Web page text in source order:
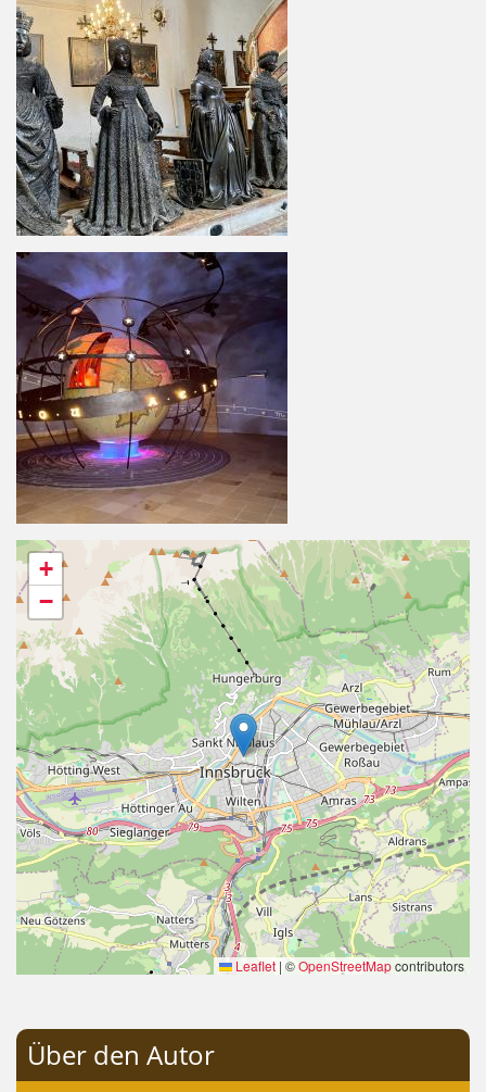
+
−
Leaflet | ©OpenStreetMapcontributors
Über den Autor